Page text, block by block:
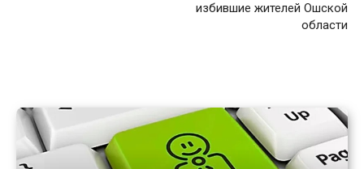
избившие жителей Ошской
области